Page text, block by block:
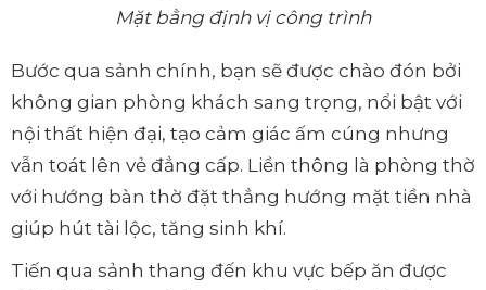
Mặt bằng định vị công trình
Bước qua sảnh chính, bạn sẽ được chào đón bởi
không gian phòng khách sang trọng, nổi bật với
nội thất hiện đại, tạo cảm giác ấm cúng nhưng
vẫn toát lên vẻ đẳng cấp. Liền thông là phòng thờ
với hướng bàn thờ đặt thẳng hướng mặt tiền nhà
giúp hút tài lộc, tăng sinh khí.
Tiến qua sảnh thang đến khu vực bếp ăn được